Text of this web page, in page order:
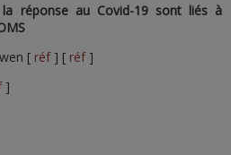
réponse au Covid-19 sont liés à
[ réf] [ réf]
]